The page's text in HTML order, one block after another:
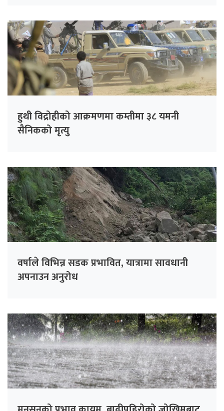
हुथी विद्रोहीको आक्रमणमा कम्तीमा ३८ यमनी
सैनिकको मृत्यु
वर्षाले विभिन्न सडक प्रभावित, यात्रामा सावधानी
अपनाउन अनुरोध